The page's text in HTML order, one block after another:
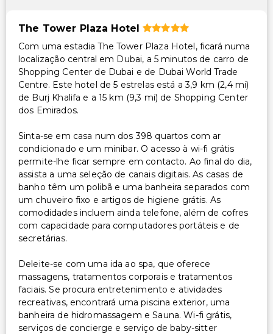
Instalações
Instalações de ginástica
Carregador/portaria
Acessibilidade
Acessível para cadeira de rodas
Acessibilidade no quarto (em quartos selecionados)
Recepção acessível para cadeira de rodas
Centro de fitness acessível para cadeira de rodas
Receção com concierge acessível para cadeira de
rodas
Restaurante no local acessível para cadeira de rodas
Estacionamento acessível para cadeira de rodas
Outros serviços
Serviço de babá ou cuidados infantis (taxa extra)
Cofre na recepção
Equipa multilíngue
The Tower Plaza Hotel
Com uma estadia The Tower Plaza Hotel, ficará numa
localização central em Dubai, a 5 minutos de carro de
Shopping Center de Dubai e de Dubai World Trade
Centre. Este hotel de 5 estrelas está a 3,9 km (2,4 mi)
de Burj Khalifa e a 15 km (9,3 mi) de Shopping Center
dos Emirados.
Sinta-se em casa num dos 398 quartos com ar
condicionado e um minibar. O acesso à wi-fi grátis
permite-lhe ficar sempre em contacto. Ao final do dia,
assista a uma seleção de canais digitais. As casas de
banho têm um polibã e uma banheira separados com
um chuveiro fixo e artigos de higiene grátis. As
comodidades incluem ainda telefone, além de cofres
com capacidade para computadores portáteis e de
secretárias.
Deleite-se com uma ida ao spa, que oferece
massagens, tratamentos corporais e tratamentos
faciais. Se procura entretenimento e atividades
recreativas, encontrará uma piscina exterior, uma
banheira de hidromassagem e Sauna. Wi-fi grátis,
serviços de concierge e serviço de baby-sitter